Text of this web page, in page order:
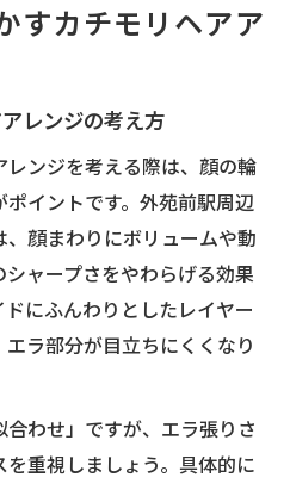
すカチモリヘアア
レンジの考え方
ンジを考える際は、顔の輪
イントです。外苑前駅周辺
顔まわりにボリュームや動
ャープさをやわらげる効果
にふんわりとしたレイヤー
ラ部分が目立ちにくくなり
わせ」ですが、エラ張りさ
重視しましょう。具体的に